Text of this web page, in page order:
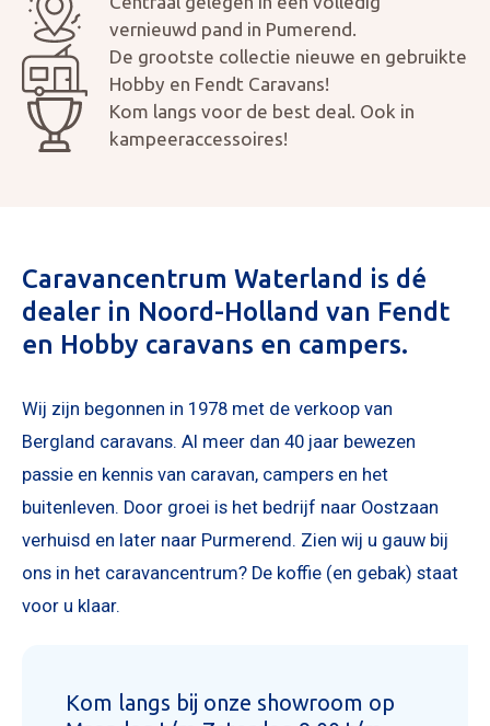
KOPEN
NIEUW
WINKEL
Aanvraag inruilvoorstel
vernieuwd pand in Pumerend.
De grootste collectie nieuwe en gebruikte
Hobby en Fendt Caravans!
Kom langs voor de best deal. Ook in
kampeeraccessoires!
Caravancentrum Waterland is dé
dealer in Noord-Holland van Fendt
en Hobby caravans en campers.
Wij zijn begonnen in 1978 met de verkoop van
Bergland caravans. Al meer dan 40 jaar bewezen
passie en kennis van caravan, campers en het
buitenleven. Door groei is het bedrijf naar Oostzaan
verhuisd en later naar Purmerend. Zien wij u gauw bij
ons in het caravancentrum? De koffie (en gebak) staat
voor u klaar.
Kom langs bij onze showroom op